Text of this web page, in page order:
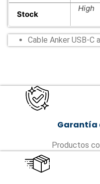
Stock
High
Cable Anker USB-C
Garantía
Productos